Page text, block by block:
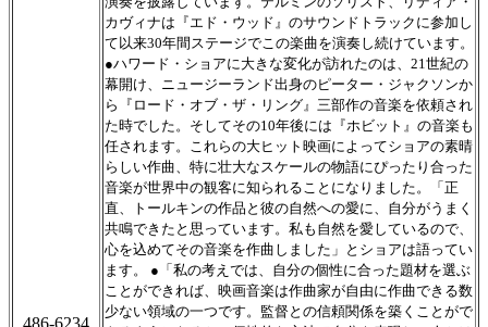
486-6234
カヴィナは『エド・ウッド』のサウンドトラックに参加し
て以来30年間ステージでこの楽曲を演奏し続けています。
●ハワード・ショアに大きな変化が訪れたのは、21世紀の
幕開け、ニュージーランド出身のピーター・ジャクソンか
ら『ロード・オブ・ザ・リング』三部作の音楽を依頼され
た時でした。そしてその10年後には『ホビット』の音楽も
任されます。これらの大ヒット映画によってショアの素晴
らしい作曲、特に壮大なスケールの物語にぴったり合った
音楽が世界中の観客に知られることになりました。「正
直、トールキンの作品と彼の自然への愛に、自分がうまく
共鳴できたと思っています。私も自然を愛しているので、
心を込めてその音楽を作曲しました」とショアは語ってい
ます。 ●「私の考えでは、自分の個性に合った題材を選ぶ
ことができれば、映画音楽は作曲家が自由に作曲できる数
少ない領域の一つです。監督との信頼関係を築くことがで